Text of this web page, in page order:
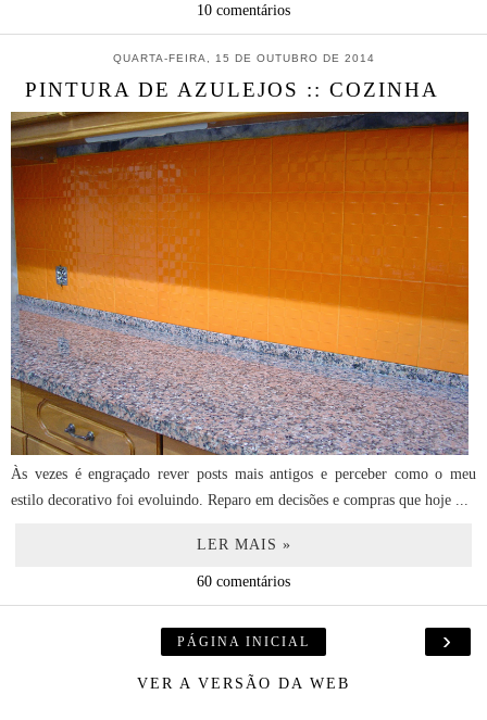
10 comentários
QUARTA-FEIRA, 15 DE OUTUBRO DE 2014
PINTURA DE AZULEJOS :: COZINHA
Às vezes é engraçado rever posts mais antigos e perceber como o meu
estilo decorativo foi evoluindo. Reparo em decisões e compras que hoje ...
LER MAIS »
60 comentários
›
PÁGINA INICIAL
VER A VERSÃO DA WEB